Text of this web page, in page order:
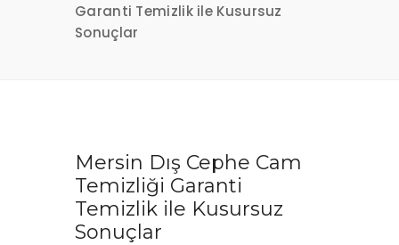
Garanti Temizlik ile Kusursuz
Sonuçlar
Mersin Dış Cephe Cam
Temizliği Garanti
Temizlik ile Kusursuz
Sonuçlar